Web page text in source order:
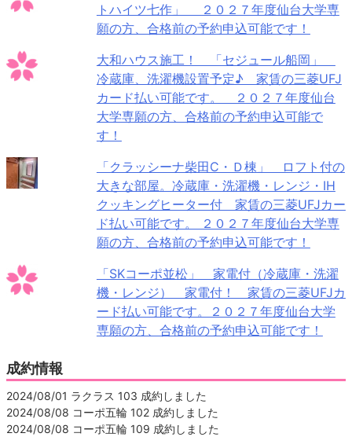
トハイツ七作」 ２０２７年度仙台大学専
願の方、合格前の予約申込可能です！
大和ハウス施工！ 「セジュール船岡」
冷蔵庫、洗濯機設置予定♪ 家賃の三菱UFJ
カード払い可能です。 ２０２７年度仙台
大学専願の方、合格前の予約申込可能で
す！
「クラッシーナ柴田C・Ｄ棟」 ロフト付の
大きな部屋。冷蔵庫・洗濯機・レンジ・IH
クッキングヒーター付 家賃の三菱UFJカー
ド払い可能です。 ２０２７年度仙台大学専
願の方、合格前の予約申込可能です！
「SKコーポ並松」 家電付（冷蔵庫・洗濯
機・レンジ） 家電付！ 家賃の三菱UFJカ
ード払い可能です。２０２７年度仙台大学
専願の方、合格前の予約申込可能です！
成約情報
2024/08/01 ラクラス 103 成約しました
2024/08/08 コーポ五輪 102 成約しました
2024/08/08 コーポ五輪 109 成約しました